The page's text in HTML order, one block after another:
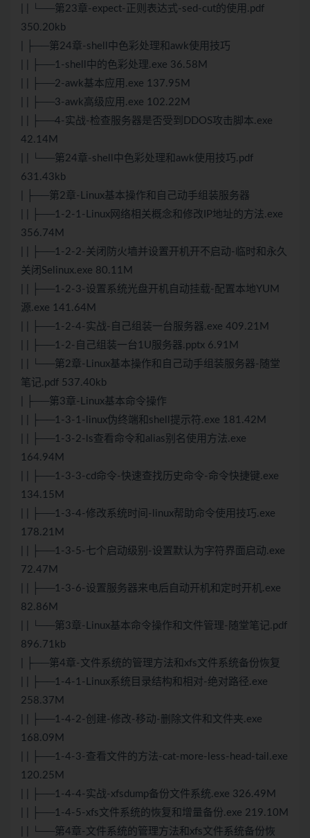
| | └──第23章-expect-正则表达式-sed-cut的使用.pdf
350.20kb
| ├──第24章-shell中色彩处理和awk使用技巧
| | ├──1-shell中的色彩处理.exe 36.58M
| | ├──2-awk基本应用.exe 137.95M
| | ├──3-awk高级应用.exe 102.22M
| | ├──4-实战-检查服务器是否受到DDOS攻击脚本.exe
42.14M
| | └──第24章-shell中色彩处理和awk使用技巧.pdf
631.43kb
| ├──第2章-Linux基本操作和自己动手组装服务器
| | ├──1-2-1-Linux网络相关概念和修改IP地址的方法.exe
356.74M
| | ├──1-2-2-关闭防火墙并设置开机开不启动-临时和永久
关闭Selinux.exe 80.11M
| | ├──1-2-3-设置系统光盘开机自动挂载-配置本地YUM
源.exe 141.64M
| | ├──1-2-4-实战-自己组装一台服务器.exe 409.21M
| | ├──1-2-自己组装一台1U服务器.pptx 6.91M
| | └──第2章-Linux基本操作和自己动手组装服务器-随堂
笔记.pdf 537.40kb
| ├──第3章-Linux基本命令操作
| | ├──1-3-1-linux伪终端和shell提示符.exe 181.42M
| | ├──1-3-2-ls查看命令和alias别名使用方法.exe
164.94M
| | ├──1-3-3-cd命令-快速查找历史命令-命令快捷键.exe
134.15M
| | ├──1-3-4-修改系统时间-linux帮助命令使用技巧.exe
178.21M
| | ├──1-3-5-七个启动级别-设置默认为字符界面启动.exe
72.47M
| | ├──1-3-6-设置服务器来电后自动开机和定时开机.exe
82.86M
| | └──第3章-Linux基本命令操作和文件管理-随堂笔记.pdf
896.71kb
| ├──第4章-文件系统的管理方法和xfs文件系统备份恢复
| | ├──1-4-1-Linux系统目录结构和相对-绝对路径.exe
258.37M
| | ├──1-4-2-创建-修改-移动-删除文件和文件夹.exe
168.09M
| | ├──1-4-3-查看文件的方法-cat-more-less-head-tail.exe
120.25M
| | ├──1-4-4-实战-xfsdump备份文件系统.exe 326.49M
| | ├──1-4-5-xfs文件系统的恢复和增量备份.exe 219.10M
| | └──第4章-文件系统的管理方法和xfs文件系统备份恢